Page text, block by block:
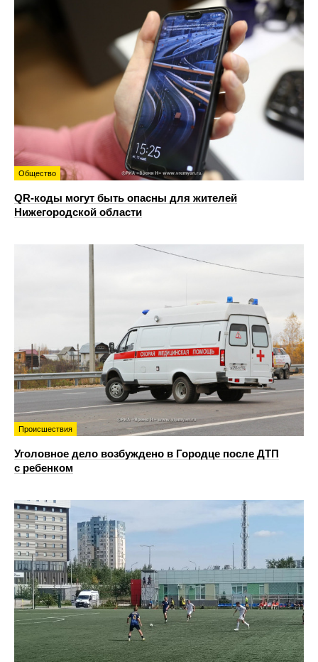
Общество
QR-коды могут быть опасны для жителей
Нижегородской области
Происшествия
Уголовное дело возбуждено в Городце после ДТП
с ребенком